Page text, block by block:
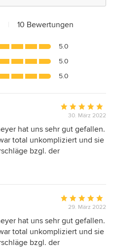
10 Bewertungen
5.0
5.0
5.0
Bewertung:
5
von
30. März 2022
hat uns sehr gut gefallen.
total unkompliziert und sie
bzgl. der
unsere Wünsche und Ideen
"eigenen Geschmack"
nach der Beratung stand
Frau Rohmeyer bei
engagieren und können
zumal auch das Preis-
ist.
Bewertung:
5
von
29. März 2022
hat uns sehr gut gefallen.
total unkompliziert und sie
bzgl. der